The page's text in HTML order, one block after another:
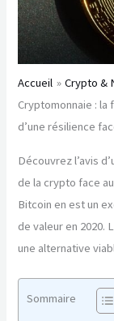
Accueil
Crypto &
Cryptomonnaie :
d’une résilience
Découvrez l’avis
de la crypto face
Bitcoin en est un
de valeur en 2020.
une alternative
Sommaire